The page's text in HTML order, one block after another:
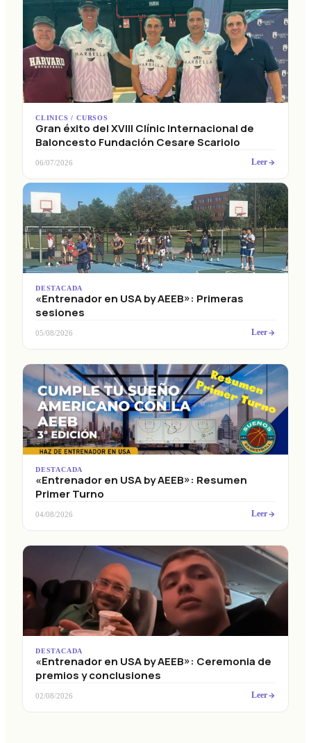
CLINICS / CURSOS
Gran éxito del XVIII Clínic Internacional de
Baloncesto Fundación Cesare Scariolo
06/07/2026 Leer
DESTACADA
«Entrenador en USA by AEEB»: Primeras
sesiones
05/08/2026 Leer
DESTACADA
«Entrenador en USA by AEEB»: Resumen
Primer Turno
04/08/2026 Leer
DESTACADA
«Entrenador en USA by AEEB»: Ceremonia de
premios y conclusiones
02/08/2026 Leer